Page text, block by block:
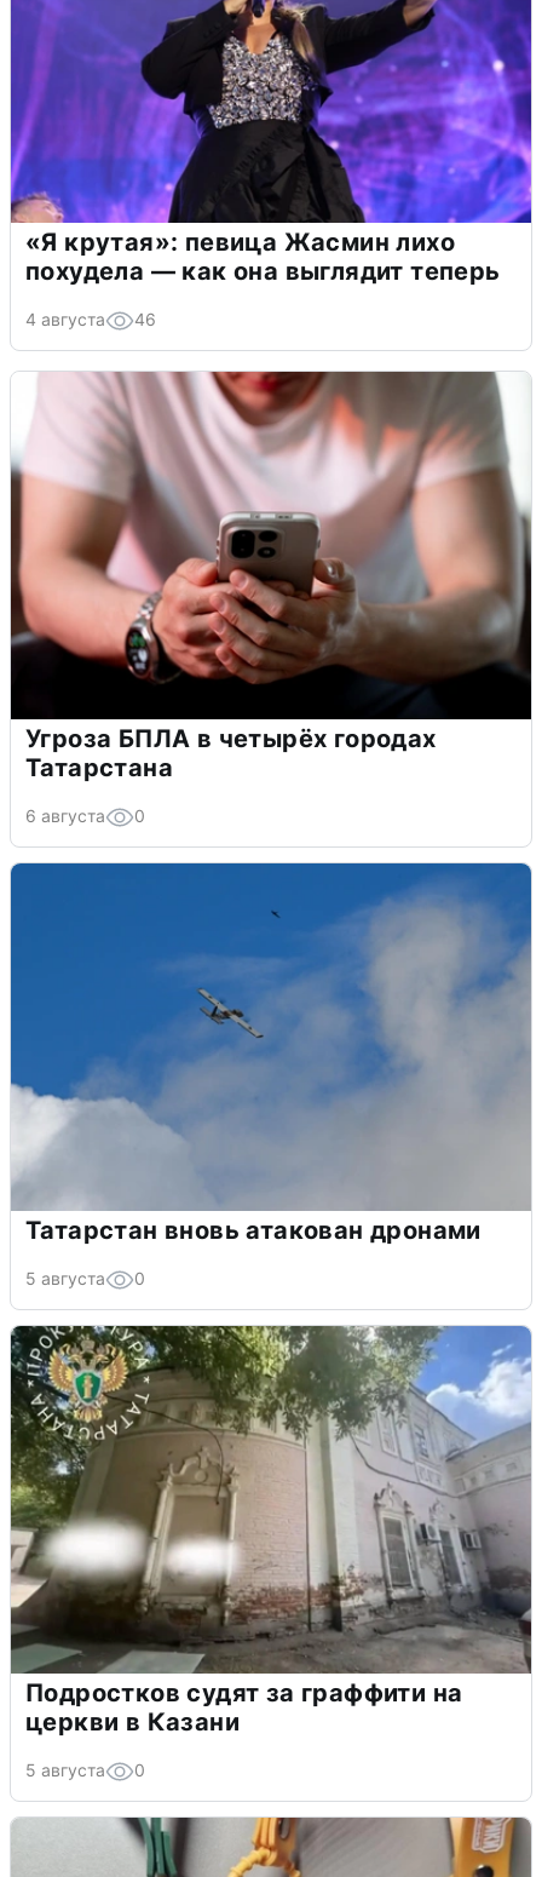
«Я крутая»: певица Жасмин лихо
похудела — как она выглядит теперь
4 августа 46
Угроза БПЛА в четырёх городах
Татарстана
6 августа 0
Татарстан вновь атакован дронами
5 августа 0
Подростков судят за граффити на
церкви в Казани
5 августа 0